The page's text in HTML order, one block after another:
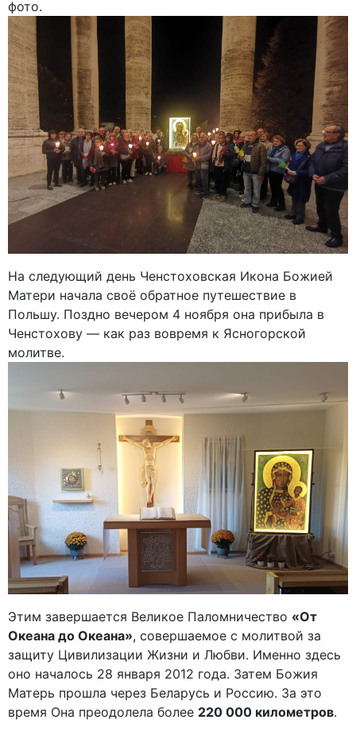
фото.
На следующий день Ченстоховская Икона Божией
Матери начала своё обратное путешествие в
Польшу. Поздно вечером 4 ноября она прибыла в
Ченстохову — как раз вовремя к Ясногорской
молитве.
Этим завершается Великое Паломничество «От
Океана до Океана», совершаемое с молитвой за
защиту Цивилизации Жизни и Любви. Именно здесь
оно началось 28 января 2012 года. Затем Божия
Матерь прошла через Беларусь и Россию. За это
время Она преодолела более 220 000 километров.